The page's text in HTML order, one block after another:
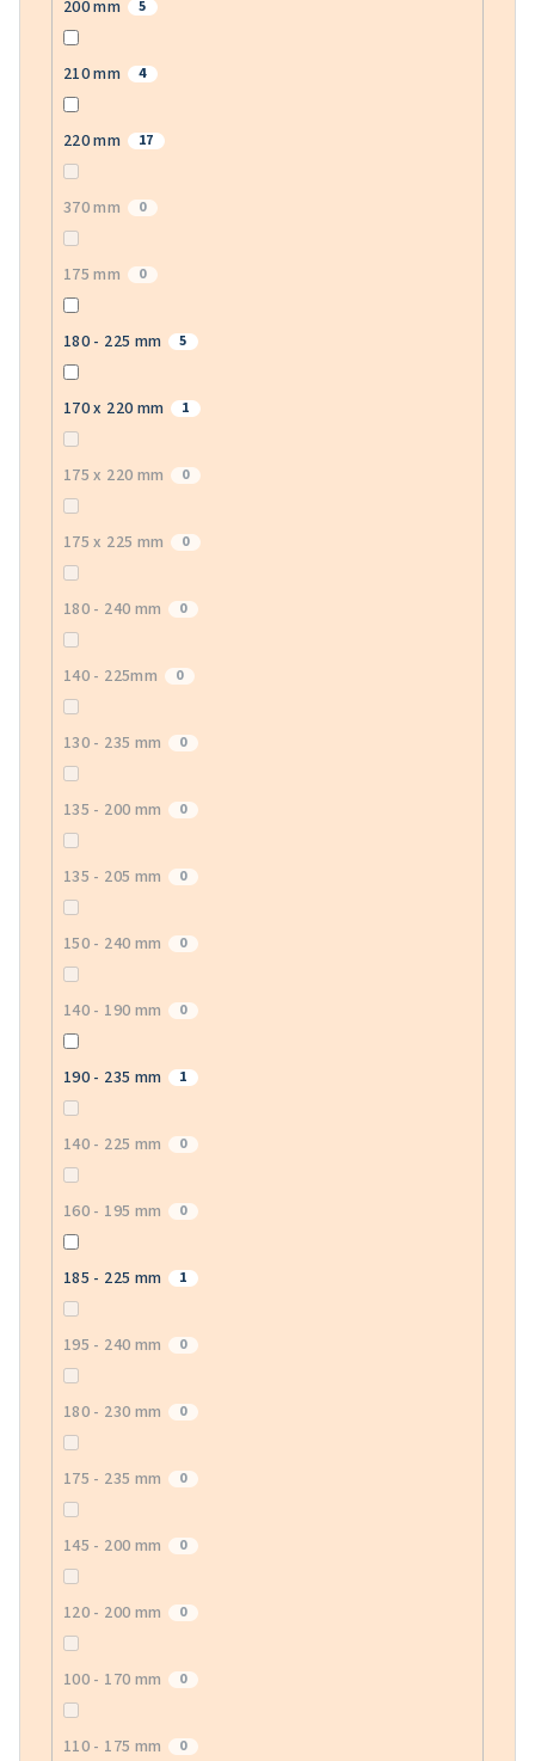
200 mm 5
210 mm 4
220 mm 17
370 mm 0
175 mm 0
180 - 225 mm 5
170 x 220 mm 1
175 x 220 mm 0
175 x 225 mm 0
180 - 240 mm 0
140 - 225mm 0
130 - 235 mm 0
135 - 200 mm 0
135 - 205 mm 0
150 - 240 mm 0
140 - 190 mm 0
190 - 235 mm 1
140 - 225 mm 0
160 - 195 mm 0
185 - 225 mm 1
195 - 240 mm 0
180 - 230 mm 0
175 - 235 mm 0
145 - 200 mm 0
120 - 200 mm 0
100 - 170 mm 0
110 - 175 mm 0